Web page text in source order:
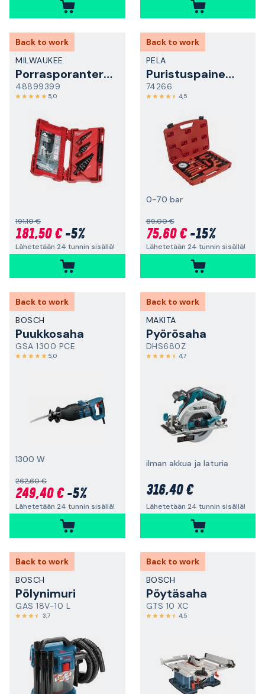
Back to work
MILWAUKEE
Porrasporanteräsarja
48899399
5,0
191,10 €
181,50 €-5%
Lähetetään 24 tunnin sisällä!
Back to work
PELA
Puristuspainemittari
74266
4,5
0-70 bar
89,00 €
75,60 €-15%
Lähetetään 24 tunnin sisällä!
Back to work
BOSCH
Puukkosaha
GSA 1300 PCE
5,0
1300 W
262,60 €
249,40 €-5%
Lähetetään 24 tunnin sisällä!
Back to work
MAKITA
Pyörösaha
DHS680Z
4,7
ilman akkua ja laturia
316,40 €
Lähetetään 24 tunnin sisällä!
Back to work
BOSCH
Pölynimuri
GAS 18V-10 L
3,7
Back to work
BOSCH
Pöytäsaha
GTS 10 XC
4,5